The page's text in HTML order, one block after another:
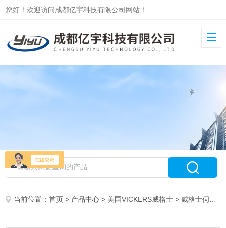
您好！欢迎访问成都亿宇科技有限公司网站！
当前位置：首页 > 产品中心 > 美国VICKERS威格士 > 威格士伺服阀